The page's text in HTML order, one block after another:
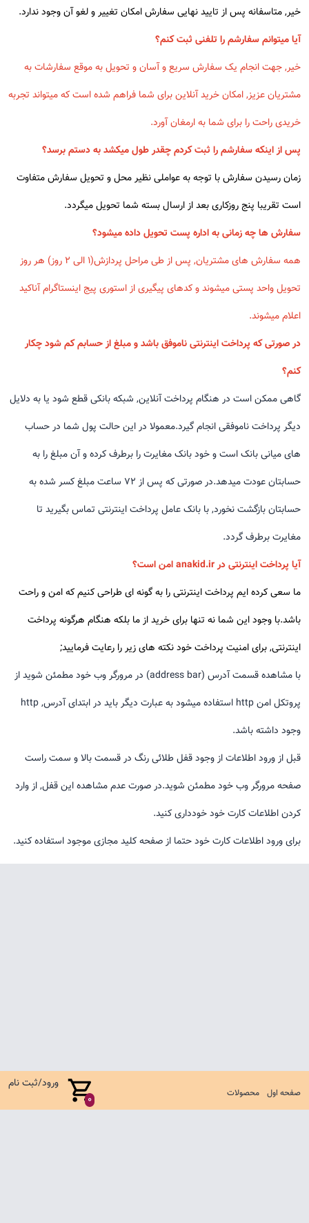
صفحه اول محصولات 0
ورود/ثبت نام
خیر, متاسفانه پس از تایید نهایی سفارش امکان تغییر و لغو آن وجود ندارد.
آیا میتوانم سفارشم را تلفنی ثبت کنم؟
خیر, جهت انجام یک سفارش سریع و آسان و تحویل به موقع سفارشات به
مشتریان عزیز, امکان خرید آنلاین برای شما فراهم شده است که میتواند تجربه
خریدی راحت را برای شما به ارمغان آورد.
پس از اینکه سفارشم را ثبت کردم چقدر طول میکشد به دستم برسد؟
زمان رسیدن سفارش با توجه به عواملی نظیر محل و تحویل سفارش متفاوت
است تقریبا پنج روزکاری بعد از ارسال بسته شما تحویل میگردد.
سفارش ها چه زمانی به اداره پست تحویل داده میشود؟
همه سفارش های مشتریان, پس از طی مراحل پردازش(1 الی 2 روز) هر روز
تحویل واحد پستی میشوند و کدهای پیگیری از استوری پیج اینستاگرام آناکید
اعلام میشوند.
در صورتی که پرداخت اینترنتی ناموفق باشد و مبلغ از حسابم کم شود چکار
کنم؟
گاهی ممکن است در هنگام پرداخت آنلاین, شبکه بانکی قطع شود یا به دلایل
دیگر پرداخت ناموفقی انجام گیرد.معمولا در این حالت پول شما در حساب
های میانی بانک است و خود بانک مغایرت را برطرف کرده و آن مبلغ را به
حسابتان عودت میدهد.در صورتی که پس از 72 ساعت مبلغ کسر شده به
حسابتان بازگشت نخورد, با بانک عامل پرداخت اینترنتی تماس بگیرید تا
مغایرت برطرف گردد.
آیا پرداخت اینترنتی در anakid.ir امن است؟
ما سعی کرده ایم پرداخت اینترنتی را به گونه ای طراحی کنیم که امن و راحت
باشد.با وجود این شما نه تنها برای خرید از ما بلکه هنگام هرگونه پرداخت
اینترنتی, برای امنیت پرداخت خود نکته های زیر را رعایت فرمایید;
با مشاهده قسمت آدرس (address bar) در مرورگر وب خود مطمئن شوید از
پروتکل امن http استفاده میشود به عبارت دیگر باید در ابتدای آدرس, http
وجود داشته باشد.
قبل از ورود اطلاعات از وجود قفل طلائی رنگ در قسمت بالا و سمت راست
صفحه مرورگر وب خود مطمئن شوید.در صورت عدم مشاهده این قفل, از وارد
کردن اطلاعات کارت خود خودداری کنید.
برای ورود اطلاعات کارت خود حتما از صفحه کلید مجازی موجود استفاده کنید.